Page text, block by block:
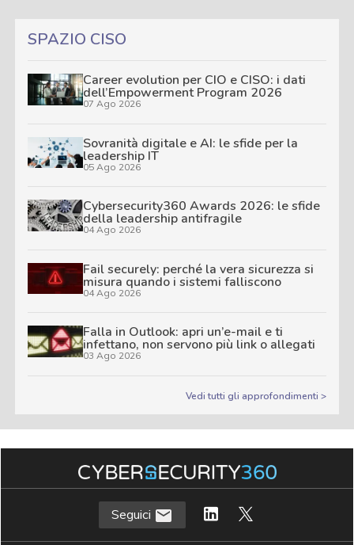
SPAZIO CISO
Career evolution per CIO e CISO: i dati
dell’Empowerment Program 2026
07 Ago 2026
Sovranità digitale e AI: le sfide per la
leadership IT
05 Ago 2026
Cybersecurity360 Awards 2026: le sfide
della leadership antifragile
04 Ago 2026
Fail securely: perché la vera sicurezza si
misura quando i sistemi falliscono
04 Ago 2026
Falla in Outlook: apri un’e-mail e ti
infettano, non servono più link o allegati
03 Ago 2026
Vedi tutti gli approfondimenti >
Seguici